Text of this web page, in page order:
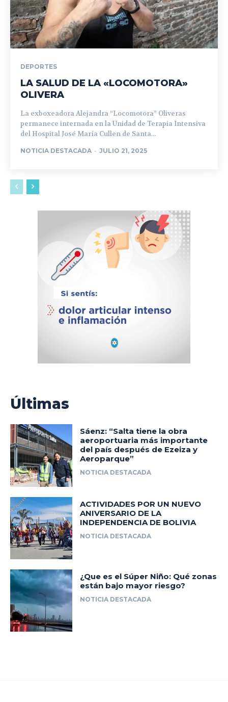
DEPORTES
LA SALUD DE LA «LOCOMOTORA»
OLIVERA
La exboxeadora Alejandra “Locomotora” Oliveras
permanece internada en la Unidad de Terapia Intensiva
del Hospital José María Cullen de Santa...
NOTICIA DESTACADA - JULIO 21, 2025
Últimas
Sáenz: “Salta tiene la obra
aeroportuaria más importante
del país después de Ezeiza y
Aeroparque”
NOTICIA DESTACADA
ACTIVIDADES POR UN NUEVO
ANIVERSARIO DE LA
INDEPENDENCIA DE BOLIVIA
NOTICIA DESTACADA
¿Que es el Súper Niño: Qué zonas
están bajo mayor riesgo?
NOTICIA DESTACADA